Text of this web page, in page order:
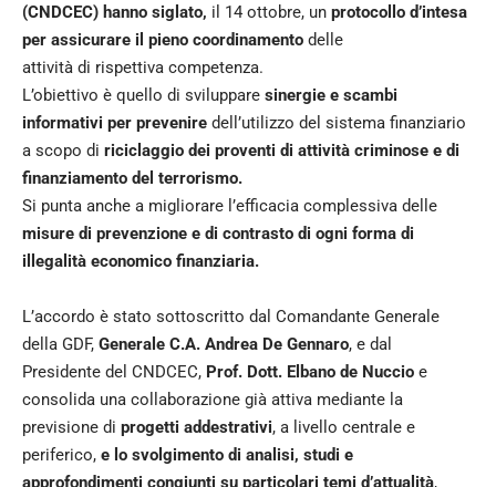
(CNDCEC) hanno siglato, il 14 ottobre, un protocollo d’intesa
per assicurare il pieno coordinamento delle
attività di rispettiva competenza.
L’obiettivo è quello di sviluppare sinergie e scambi
informativi per prevenire dell’utilizzo del sistema finanziario
a scopo di riciclaggio dei proventi di attività criminose e di
finanziamento del terrorismo.
Si punta anche a migliorare l’efficacia complessiva delle
misure di prevenzione e di contrasto di ogni forma di
illegalità economico finanziaria.
L’accordo è stato sottoscritto dal Comandante Generale
della GDF, Generale C.A. Andrea De Gennaro, e dal
Presidente del CNDCEC, Prof. Dott. Elbano de Nuccio e
consolida una collaborazione già attiva mediante la
previsione di progetti addestrativi, a livello centrale e
periferico, e lo svolgimento di analisi, studi e
approfondimenti congiunti su particolari temi d’attualità,